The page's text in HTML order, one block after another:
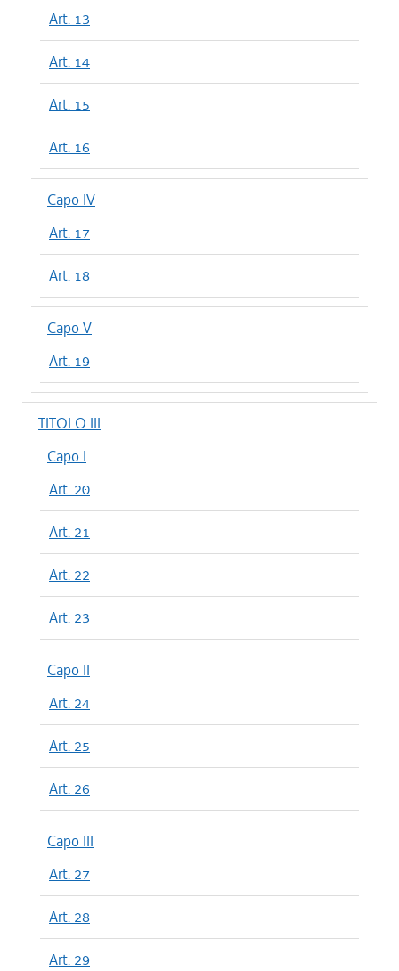
Art. 13
Art. 14
Art. 15
Art. 16
Capo IV
Art. 17
Art. 18
Capo V
Art. 19
TITOLO III
Capo I
Art. 20
Art. 21
Art. 22
Art. 23
Capo II
Art. 24
Art. 25
Art. 26
Capo III
Art. 27
Art. 28
Art. 29